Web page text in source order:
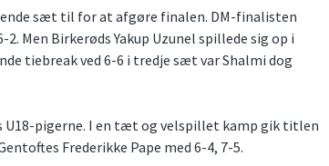
sæt til for at afgøre finalen. DM-finalisten
Men Birkerøds Yakup Uzunel spillede sig op i
tiebreak ved 6-6 i tredje sæt var Shalmi dog
U18-pigerne. I en tæt og velspillet kamp gik titlen
Frederikke Pape med 6-4, 7-5.